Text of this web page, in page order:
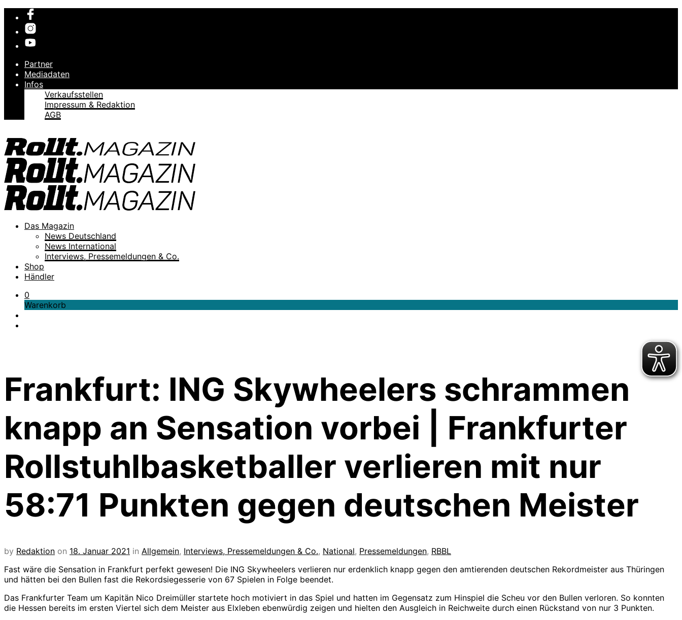
Partner
Mediadaten
Infos
Verkaufsstellen
Impressum & Redaktion
AGB
Das Magazin
News Deutschland
News International
Interviews, Pressemeldungen & Co.
Shop
Händler
0
Warenkorb
Frankfurt: ING Skywheelers schrammen
knapp an Sensation vorbei | Frankfurter
Rollstuhlbasketballer verlieren mit nur
58:71 Punkten gegen deutschen Meister
by Redaktion on 18. Januar 2021 in Allgemein, Interviews, Pressemeldungen & Co., National, Pressemeldungen, RBBL
Fast wäre die Sensation in Frankfurt perfekt gewesen! Die ING Skywheelers verlieren nur erdenklich knapp gegen den amtierenden deutschen Rekordmeister aus Thüringen
und hätten bei den Bullen fast die Rekordsiegesserie von 67 Spielen in Folge beendet.
Das Frankfurter Team um Kapitän Nico Dreimüller startete hoch motiviert in das Spiel und hatten im Gegensatz zum Hinspiel die Scheu vor den Bullen verloren. So konnten
die Hessen bereits im ersten Viertel sich dem Meister aus Elxleben ebenwürdig zeigen und hielten den Ausgleich in Reichweite durch einen Rückstand von nur 3 Punkten.